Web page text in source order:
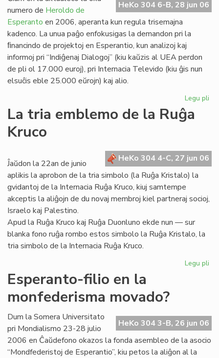
HeKo 304 6-B, 28 jun 06
numero de Heroldo de
Esperanto en 2006, aperanta kun regula trisemajna
kadenco. La unua paĝo enfokusigas la demandon pri la
ﬁnancindo de projektoj en Esperantio, kun analizoj kaj
informoj pri “Indiĝenaj Dialogoj” (kiu kaŭzis al UEA perdon
de pli ol 17.000 euroj), pri Internacia Televido (kiu ĝis nun
elsuĉis eble 25.000 eŭrojn) kaj alio.
Legu pli
La tria emblemo de la Ruĝa
Kruco
HeKo 304 4-C, 27 jun 06
Ĵaŭdon la 22an de junio
aplikis la aprobon de la tria simbolo (la Ruĝa Kristalo) la
gvidantoj de la Internacia Ruĝa Kruco, kiuj samtempe
akceptis la aliĝojn de du novaj membroj kiel partneraj socioj,
Israelo kaj Palestino.
Apud la Ruĝa Kruco kaj Ruĝa Duonluno ekde nun — sur
blanka fono ruĝa rombo estos simbolo la Ruĝa Kristalo, la
tria simbolo de la Internacia Ruĝa Kruco.
Legu pli
la
Esperanto-filio en la
monfederisma movado?
HeKo 304 3-B, 26 jun 06
Dum la Somera Universitato
pri Mondialismo 23-28 julio
2006 en Ĉaŭdefono okazos la fonda asembleo de la asocio
“Mondfederistoj de Esperantio”, kiu petos la aliĝon al la